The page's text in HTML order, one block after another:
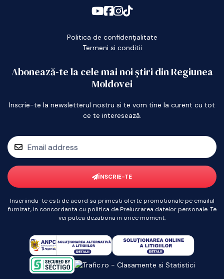
Politica de confidențialitate
Termeni si conditii
Abonează-te la cele mai noi știri din Regiunea
Moldovei
Inscrie-te la newsletterul nostru si te vom tine la curent cu tot
ce te interesează.
ÎNSCRIE-TE
Inscriindu-te esti de acord sa primesti oferte promotionale pe emailul
furnizat, in concordanta cu politica de Prelucrarea datelor personale. Te
vei putea dezabona in orice moment.